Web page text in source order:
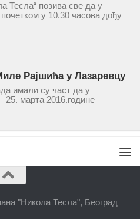
Тесла“ позива све да у
у 10.30 часова дођу
у Борчи (Улица Вука Караџића
за...
Рајшића у Лазаревцу
имали су част да у
25. марта 2016.године
"Никола Тесла", Београд